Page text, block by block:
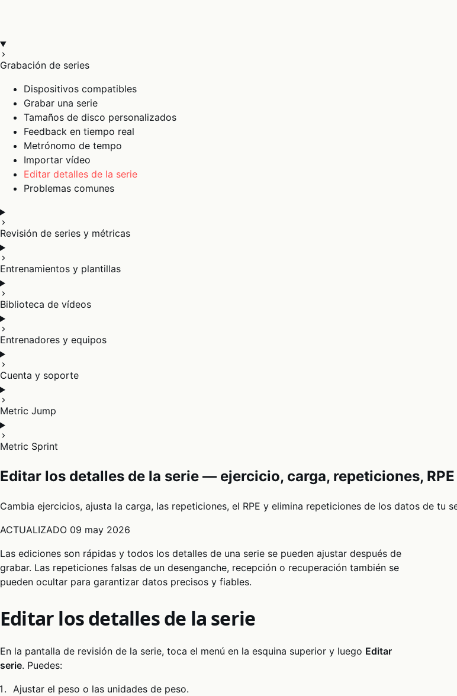
Grabación de series
Dispositivos compatibles
Grabar una serie
Tamaños de disco personalizados
Feedback en tiempo real
Metrónomo de tempo
Importar vídeo
Editar detalles de la serie
Problemas comunes
Revisión de series y métricas
Entrenamientos y plantillas
Biblioteca de vídeos
Entrenadores y equipos
Cuenta y soporte
Metric Jump
Metric Sprint
Editar los detalles de la serie — ejercicio, carga, repeticiones,
Cambia ejercicios, ajusta la carga, las repeticiones, el RPE y elimina repeticiones de los datos de tu
ACTUALIZADO 09 may 2026
Las ediciones son rápidas y todos los detalles de una serie se pueden ajustar después de
grabar. Las repeticiones falsas de un desenganche, recepción o recuperación también se
pueden ocultar para garantizar datos precisos y fiables.
Editar los detalles de la serie
En la pantalla de revisión de la serie, toca el menú en la esquina superior y luego Editar
serie. Puedes:
Ajustar el peso o las unidades de peso.